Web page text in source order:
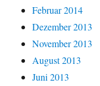
Februar 2014
Dezember 2013
November 2013
August 2013
Juni 2013